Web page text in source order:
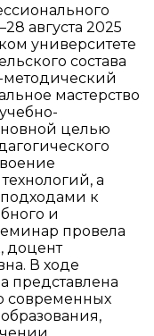
августа 2025
университете
состава
мастерство
целью
а
к
и
провела
доцент
В ходе
представлена
современных